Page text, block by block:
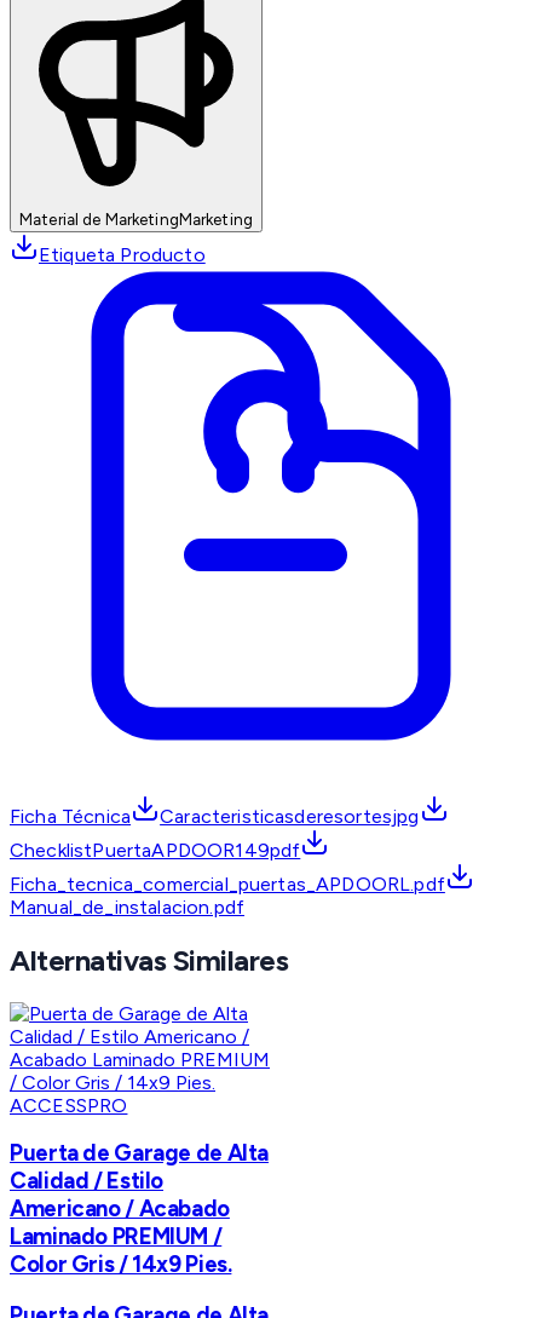
Material de MarketingMarketing
Etiqueta Producto
Ficha Técnica
Caracteristicasderesortesjpg
ChecklistPuertaAPDOOR149pdf
Ficha_tecnica_comercial_puertas_APDOORL.pdf
Manual_de_instalacion.pdf
Alternativas Similares
ACCESSPRO
Puerta de Garage de Alta
Calidad / Estilo
Americano / Acabado
Laminado PREMIUM /
Color Gris / 14x9 Pies.